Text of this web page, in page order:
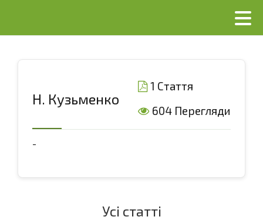
Н. Кузьменко
1 Стаття
604 Перегляди
-
Усі статті